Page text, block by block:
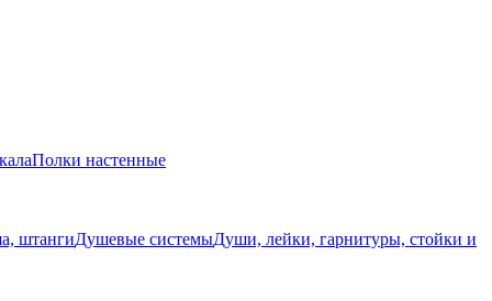
Полки настенные
штангиДушевые системыДуши, лейки, гарнитуры, стойки и